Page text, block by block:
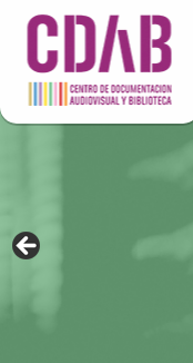
DOCUMENTA DRAMÁTICAS